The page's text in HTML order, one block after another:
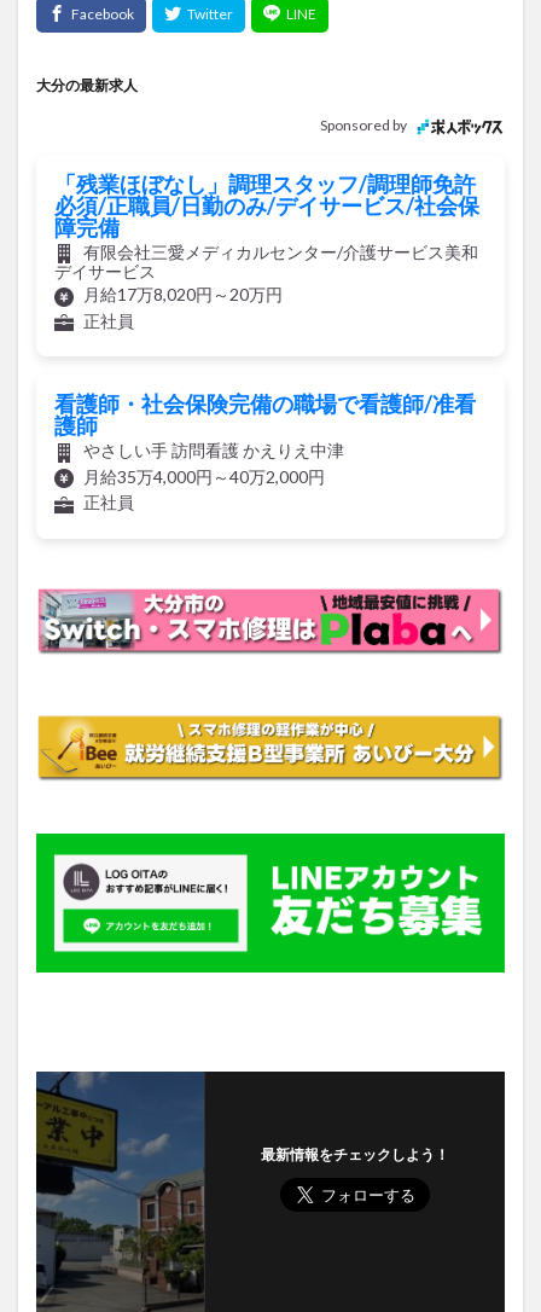
大分の最新求人
Sponsored by
「残業ほぼなし」調理スタッフ/調理師免許
必須/正職員/日勤のみ/デイサービス/社会保
障完備
有限会社三愛メディカルセンター/介護サービス美和
デイサービス
月給17万8,020円～20万円
正社員
看護師・社会保険完備の職場で看護師/准看
護師
やさしい手 訪問看護 かえりえ中津
月給35万4,000円～40万2,000円
正社員
最新情報をチェックしよう！